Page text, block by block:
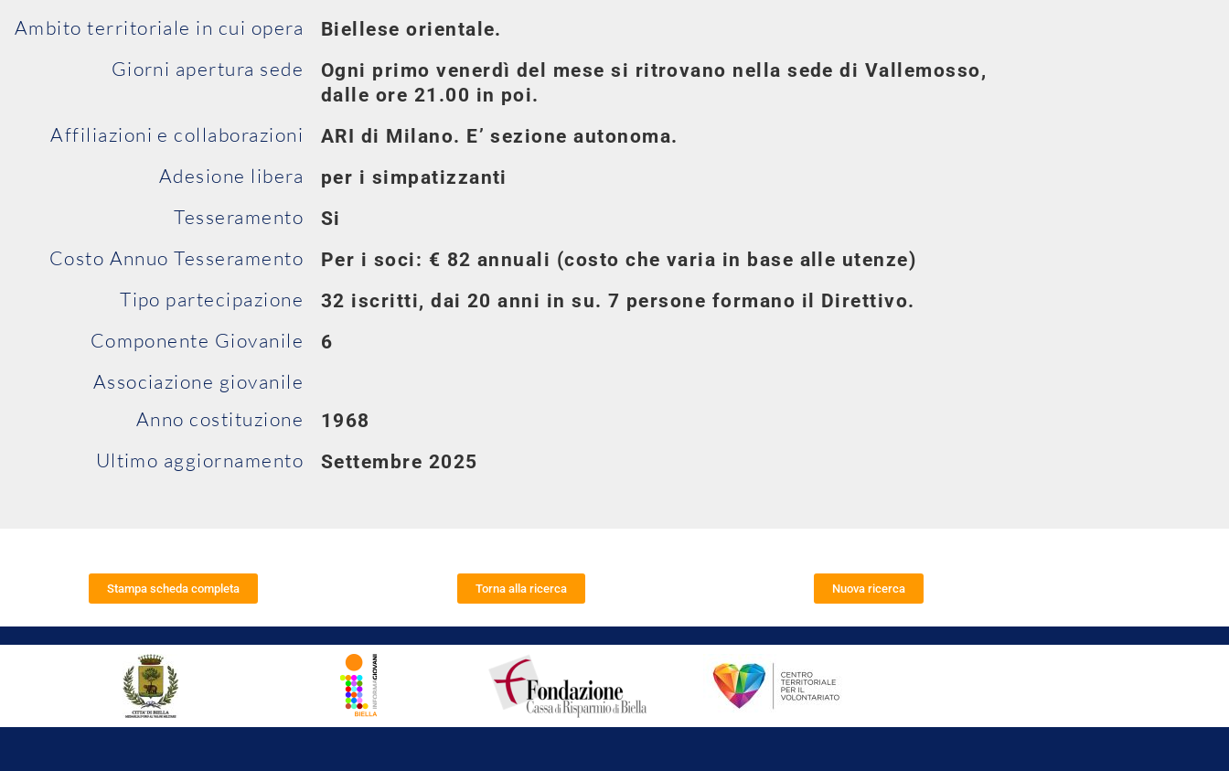
Ambito territoriale in cui opera Biellese orientale.
Giorni apertura sede
Ogni primo venerdì del mese si ritrovano nella sede di Vallemosso,
dalle ore 21.00 in poi.
Affiliazioni e collaborazioni ARI di Milano. E’ sezione autonoma.
Adesione libera per i simpatizzanti
Tesseramento Si
Costo Annuo Tesseramento Per i soci: € 82 annuali (costo che varia in base alle utenze)
Tipo partecipazione 32 iscritti, dai 20 anni in su. 7 persone formano il Direttivo.
Componente Giovanile 6
Associazione giovanile
Anno costituzione
1968
Ultimo aggiornamento Settembre 2025
Stampa scheda completa Torna alla ricerca Nuova ricerca